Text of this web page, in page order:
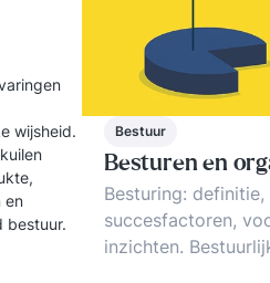
wijsheid.
en
bestuur.
Bestuur
Besturen en
Besturing: definitie,
succesfactoren,
inzichten.